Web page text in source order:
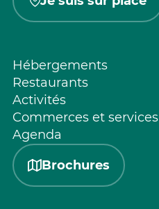
Hébergements
Restaurants
Activités
Commerces et services
Agenda
Brochures